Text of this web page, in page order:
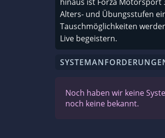
Alters- und Übungsstufen
Tauschmöglichkeiten
Live begeistern.
Noch haben wir keine
noch keine bekannt.